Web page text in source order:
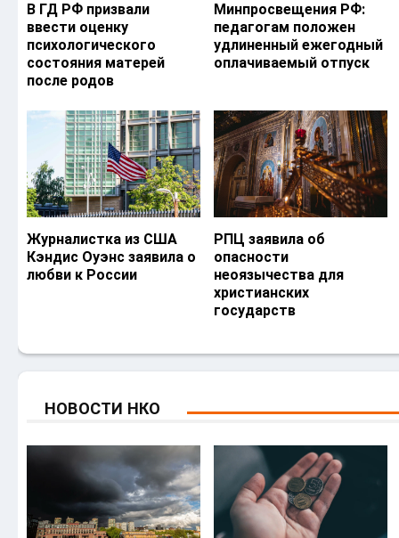
В ГД РФ призвали
ввести оценку
психологического
состояния матерей
после родов
Минпросвещения РФ:
педагогам положен
удлиненный ежегодный
оплачиваемый отпуск
Журналистка из США
Кэндис Оуэнс заявила о
любви к России
РПЦ заявила об
опасности
неоязычества для
христианских
государств
НОВОСТИ НКО